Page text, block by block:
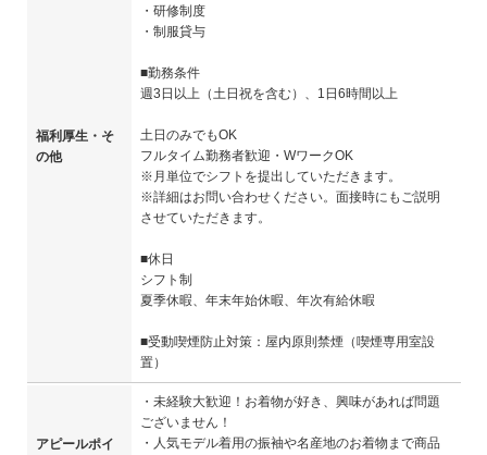
福利厚生・そ
の他
・研修制度
・制服貸与
■勤務条件
週3日以上（土日祝を含む）、1日6時間以上
土日のみでもOK
フルタイム勤務者歓迎・WワークOK
※月単位でシフトを提出していただきます。
※詳細はお問い合わせください。面接時にもご説明
させていただきます。
■休日
シフト制
夏季休暇、年末年始休暇、年次有給休暇
■受動喫煙防止対策：屋内原則禁煙（喫煙専用室設
置）
アピールポイ
・未経験大歓迎！お着物が好き、興味があれば問題
ございません！
・人気モデル着用の振袖や名産地のお着物まで商品